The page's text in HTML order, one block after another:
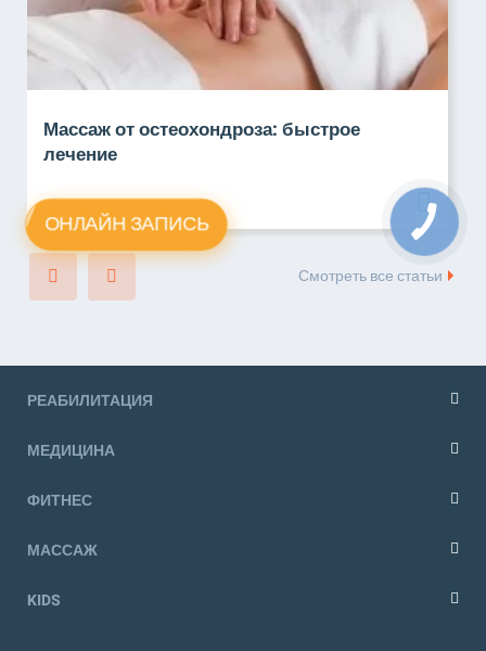
Массаж от остеохондроза: быстрое
лечение
Смотреть все статьи
РЕАБИЛИТАЦИЯ
МЕДИЦИНА
ФИТНЕС
МАССАЖ
KIDS
ОНЛАЙН ЗАПИСЬ